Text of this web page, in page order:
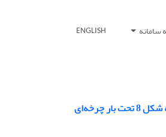
سامانه ENGLISH